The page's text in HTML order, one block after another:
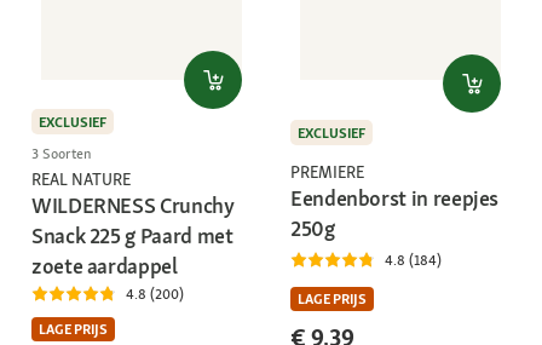
EXCLUSIEF
3 Soorten
REAL NATURE
WILDERNESS Crunchy
Snack 225 g Paard met
zoete aardappel
4.8 (200)
LAGE PRIJS
EXCLUSIEF
PREMIERE
Eendenborst in reepjes
250g
4.8 (184)
LAGE PRIJS
€ 9,39